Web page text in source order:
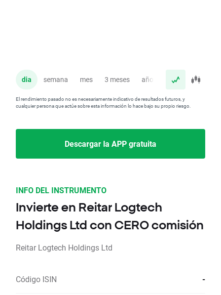
dia semana mes 3 meses año
El rendimiento pasado no es necesariamente indicativo de resultados futuros, y
cualquier persona que actúe sobre esta información lo hace bajo su propio riesgo.
Descargar la APP gratuita
INFO DEL INSTRUMENTO
Invierte en Reitar Logtech
Holdings Ltd con CERO comisión
Reitar Logtech Holdings Ltd
Código ISIN -